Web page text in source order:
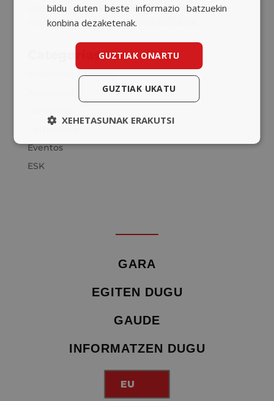
Nos sumamos a Bob Agency como partner de
medios para la nueva cuenta de GASIB
Categorías
Relaciones Públicas
Eventos
ESK
GARA
EGITEN DUGU
GAUDE
INFORMATZEN DUGU
EU
bildu duten beste informazio batzuekin
konbina dezaketenak.
GUZTIAK ONARTU
GUZTIAK UKATU
XEHETASUNAK ERAKUTSI